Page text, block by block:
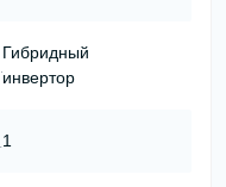
Гибридный
инвертор
1